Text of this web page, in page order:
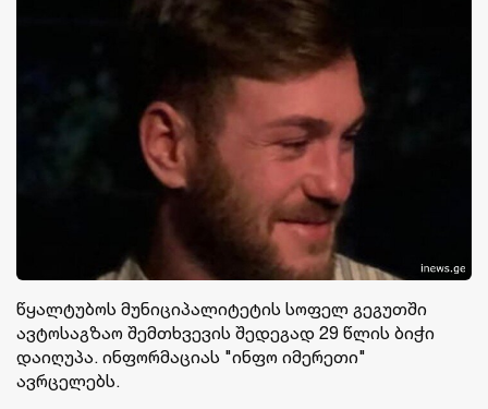
წყალტუბოს მუნიციპალიტეტის სოფელ გეგუთში
ავტოსაგზაო შემთხვევის შედეგად 29 წლის ბიჭი
დაიღუპა. ინფორმაციას "ინფო იმერეთი"
ავრცელებს.